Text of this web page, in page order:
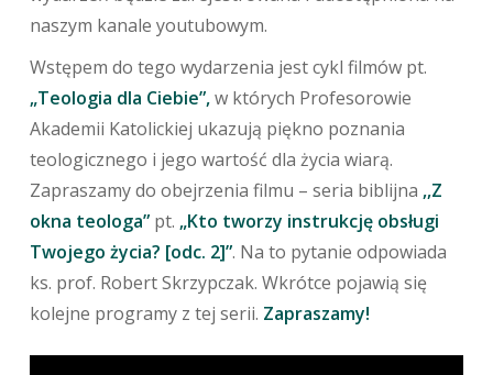
naszym kanale youtubowym.
Wstępem do tego wydarzenia jest cykl filmów pt.
„Teologia dla Ciebie”,w których Profesorowie
Akademii Katolickiej ukazują piękno poznania
teologicznego i jego wartość dla życia wiarą.
Zapraszamy do obejrzenia filmu – seria biblijna ,,Z
okna teologa”pt. „Kto tworzy instrukcję obsługi
Twojego życia? [odc. 2]”. Na to pytanie odpowiada
ks. prof. Robert Skrzypczak. Wkrótce pojawią się
kolejne programy z tej serii. Zapraszamy!